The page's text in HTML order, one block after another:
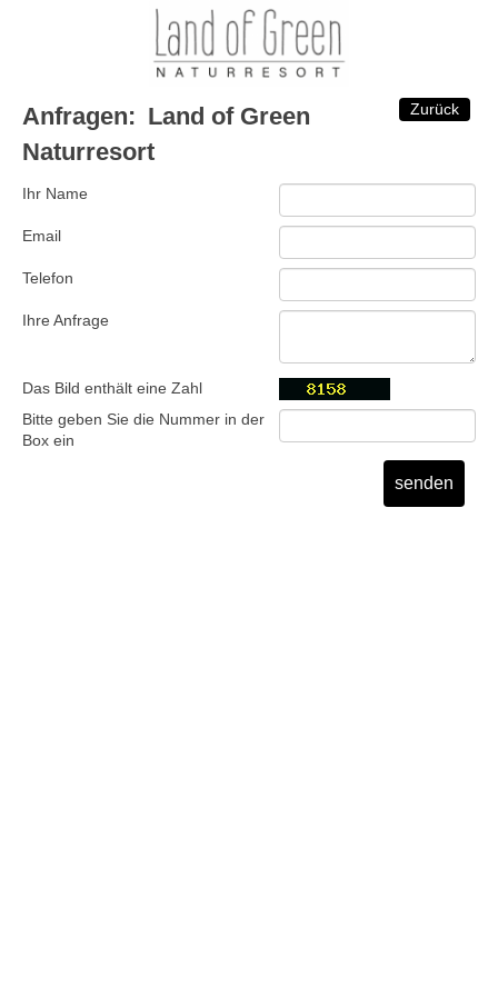
Zurück
Anfragen: Land of Green
Naturresort
Ihr Name
Email
Telefon
Ihre Anfrage
Das Bild enthält eine Zahl
Bitte geben Sie die Nummer in der
Box ein